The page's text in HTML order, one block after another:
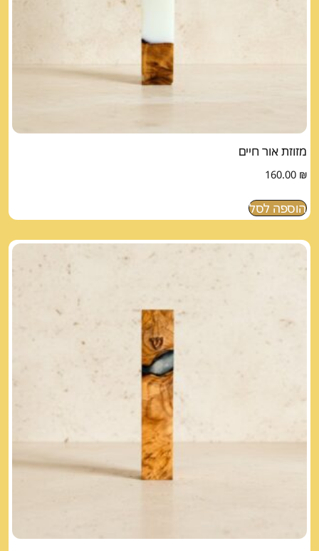
מזוזת אור חיים
160.00 ₪
הוספה לסל